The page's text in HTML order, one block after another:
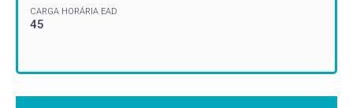
CARGA HORÁRIA EAD
45